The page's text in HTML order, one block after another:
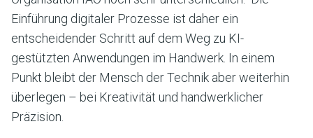
Einführung digitaler Prozesse ist daher ein
entscheidender Schritt auf dem Weg zu KI-
gestützten Anwendungen im Handwerk. In einem
Punkt bleibt der Mensch der Technik aber weiterhin
überlegen – bei Kreativität und handwerklicher
Präzision.